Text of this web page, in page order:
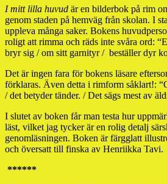
I mitt lilla huvud är en bilderbok på rim
genom staden på hemväg från skolan. I
uppleva många saker. Bokens
roligt att rimma och räds inte svåra ord:
bryr sig / om sitt garnityr / beställer dyr
Det är ingen fara för bokens läsare
förklaras. Även detta i rimform såklart!:
/ det betyder tänder. / Det sägs mest av
I slutet av boken får man testa hur
läst, vilket jag tycker är en rolig detalj
genomläsningen. Boken är färgglatt
och översatt till finska av Henriikka Tavi.
******